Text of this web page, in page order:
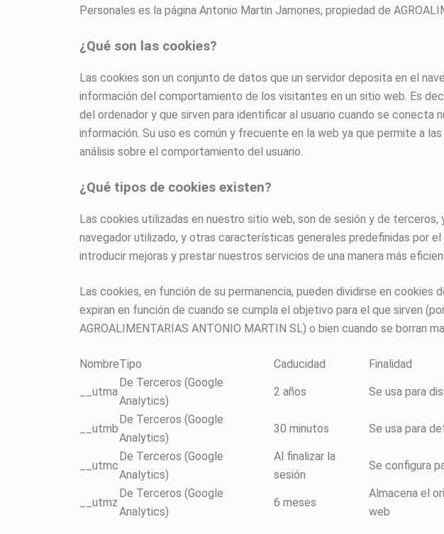
Personales es la página Antonio Martin Jamones, propiedad de
¿Qué son las cookies?
Las cookies son un conjunto de datos que un servidor deposita en el
información del comportamiento de los visitantes en un sitio web. Es
del ordenador y que sirven para identificar al usuario cuando se
información. Su uso es común y frecuente en la web ya que permite a
análisis sobre el comportamiento del usuario.
¿Qué tipos de cookies existen?
Las cookies utilizadas en nuestro sitio web, son de sesión y de
navegador utilizado, y otras características generales predefinidas por
introducir mejoras y prestar nuestros servicios de una manera más
Las cookies, en función de su permanencia, pueden dividirse en cookies
expiran en función de cuando se cumpla el objetivo para el que sirven
AGROALIMENTARIAS ANTONIO MARTIN SL) o bien cuando se borran
NombreTipo Caducidad Finalidad
__utma
De Terceros (Google
Analytics)
2 años Se usa para
__utmb
De Terceros (Google
Analytics)
30 minutos Se usa para
__utmc
De Terceros (Google
Analytics)
Al finalizar la
sesión
Se configura
__utmz
De Terceros (Google
Analytics)
6 meses
Almacena el
web